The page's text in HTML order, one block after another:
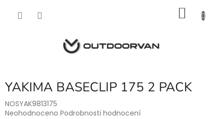
YAKIMA BASECLIP 175 2 PACK
NOSYAK9813175
Průměrné
Neohodnoceno Podrobnosti hodnocení